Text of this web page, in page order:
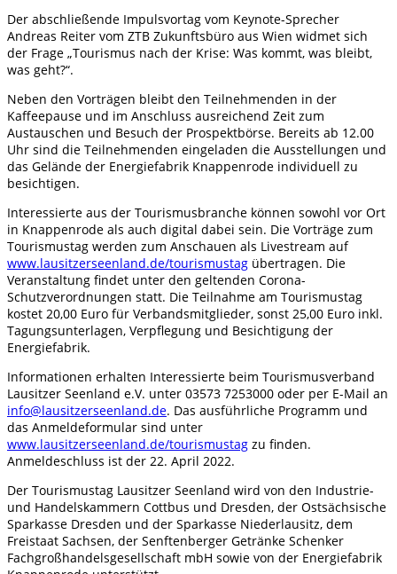
Der abschließende Impulsvortag vom Keynote-Sprecher
Andreas Reiter vom ZTB Zukunftsbüro aus Wien widmet sich
der Frage „Tourismus nach der Krise: Was kommt, was bleibt,
was geht?“.
Neben den Vorträgen bleibt den Teilnehmenden in der
Kaffeepause und im Anschluss ausreichend Zeit zum
Austauschen und Besuch der Prospektbörse. Bereits ab 12.00
Uhr sind die Teilnehmenden eingeladen die Ausstellungen und
das Gelände der Energiefabrik Knappenrode individuell zu
besichtigen.
Interessierte aus der Tourismusbranche können sowohl vor Ort
in Knappenrode als auch digital dabei sein. Die Vorträge zum
Tourismustag werden zum Anschauen als Livestream auf
www.lausitzerseenland.de/tourismustag übertragen. Die
Veranstaltung findet unter den geltenden Corona-
Schutzverordnungen statt. Die Teilnahme am Tourismustag
kostet 20,00 Euro für Verbandsmitglieder, sonst 25,00 Euro inkl.
Tagungsunterlagen, Verpflegung und Besichtigung der
Energiefabrik.
Informationen erhalten Interessierte beim Tourismusverband
Lausitzer Seenland e.V. unter 03573 7253000 oder per E-Mail an
info@lausitzerseenland.de. Das ausführliche Programm und
das Anmeldeformular sind unter
www.lausitzerseenland.de/tourismustag zu finden.
Anmeldeschluss ist der 22. April 2022.
Der Tourismustag Lausitzer Seenland wird von den Industrie-
und Handelskammern Cottbus und Dresden, der Ostsächsische
Sparkasse Dresden und der Sparkasse Niederlausitz, dem
Freistaat Sachsen, der Senftenberger Getränke Schenker
Fachgroßhandelsgesellschaft mbH sowie von der Energiefabrik